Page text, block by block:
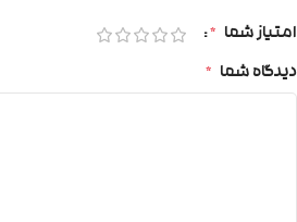
امتیاز شما *
دیدگاه شما *